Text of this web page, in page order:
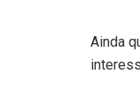
Ainda